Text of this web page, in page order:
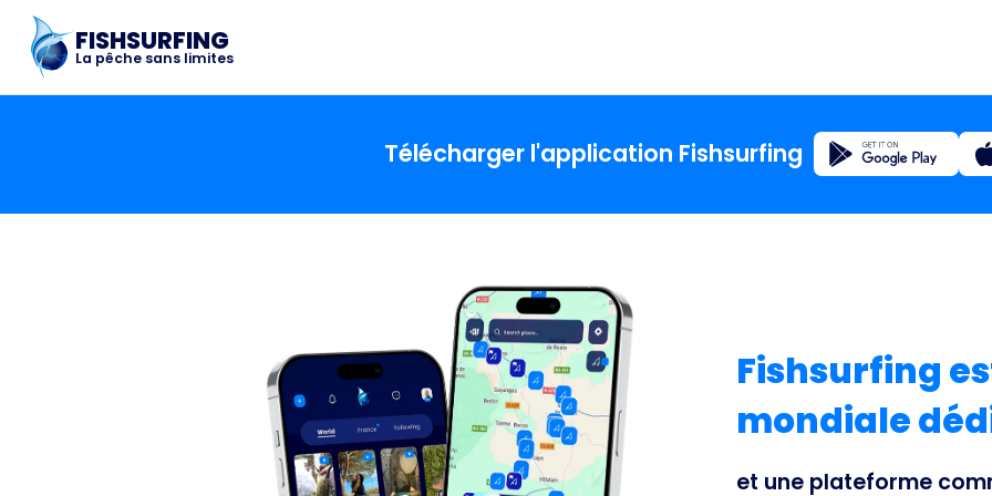
FISHSURFING
La pêche sans limites
Accueil
À
Télécharger l'application Fishsurfing
Fishsurfing
mondiale
et une plateforme